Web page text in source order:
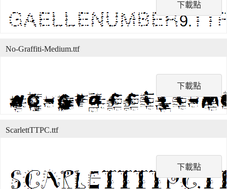
下載點
下載點
No-Graffiti-Medium.ttf
下載點
ScarlettTTPC.ttf